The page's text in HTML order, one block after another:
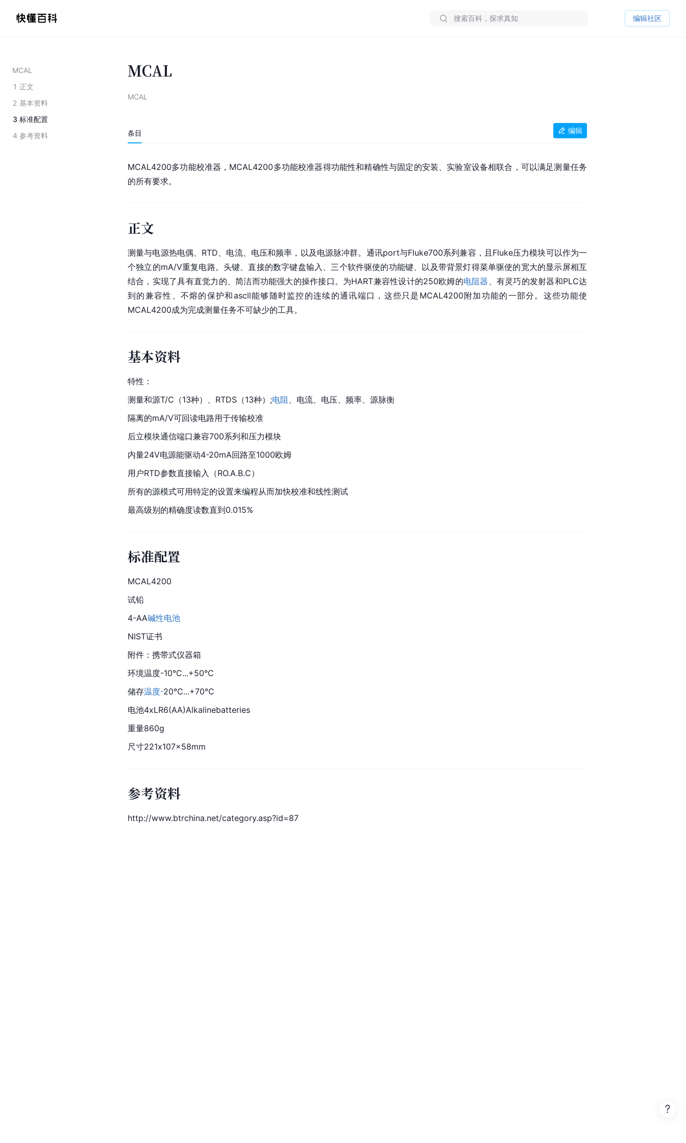
编辑社区
MCAL
1 正文
2 基本资料
3 标准配置
4 参考资料
MCAL
MCAL
条目 编辑
MCAL4200多功能校准器 ，MCAL4200多功能校准器得功能性和精确性与固定的安装、实验室设备相联合，可以满足测量任务
的所有要求。
正文
测量与电源热电偶 、RTD、电流、电压和频率，以及电源脉冲群。通讯port与Fluke700系列兼容，且Fluke压力模块可以作为一
个独立的mA/V重复电路。头键、直接的数字键盘输入、三个软件驱使的功能键、以及带背景灯得菜单驱使的宽大的显示屏相互
结合，实现了具有直觉力的、简洁而功能强大的操作接口。为HART兼容性设计的250欧姆的电阻器 、有灵巧的发射器和PLC达
到的兼容性、不熔的保护和ascll能够随时监控的连续的通讯端口 ，这些只是MCAL4200附加功能的一部分。这些功能使
MCAL4200成为完成测量任务不可缺少的工具。
基本资料
特性：
测量和源T/C（13种）、RTDS（13种）;电阻 、电流、电压、频率、源脉衡
隔离的mA/V可回读电路用于传输校准
后立模块通信端口兼容700系列和压力模块
内量24V电源能驱动4-20mA回路至1000欧姆
用户RTD参数直接输入（RO.A.B.C）
所有的源模式可用特定的设置来编程从而加快校准和线性测试
最高级别的精确度读数直到0.015%
标准配置
MCAL4200
试铅
4-AA碱性电池
NIST证书
附件：携带式仪器箱
环境温度-10°C...+50°C
储存温度-20°C...+70°C
电池4xLR6(AA)Alkalinebatteries
重量860g
尺寸221x107x58mm
参考资料
http://www.btrchina.net/category.asp?id=87